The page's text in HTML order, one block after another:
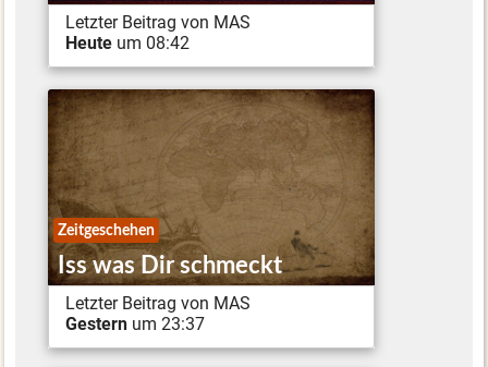
Letzter Beitrag von MAS
Heute um 08:42
Zeitgeschehen
Iss was Dir schmeckt
Letzter Beitrag von MAS
Gestern um 23:37